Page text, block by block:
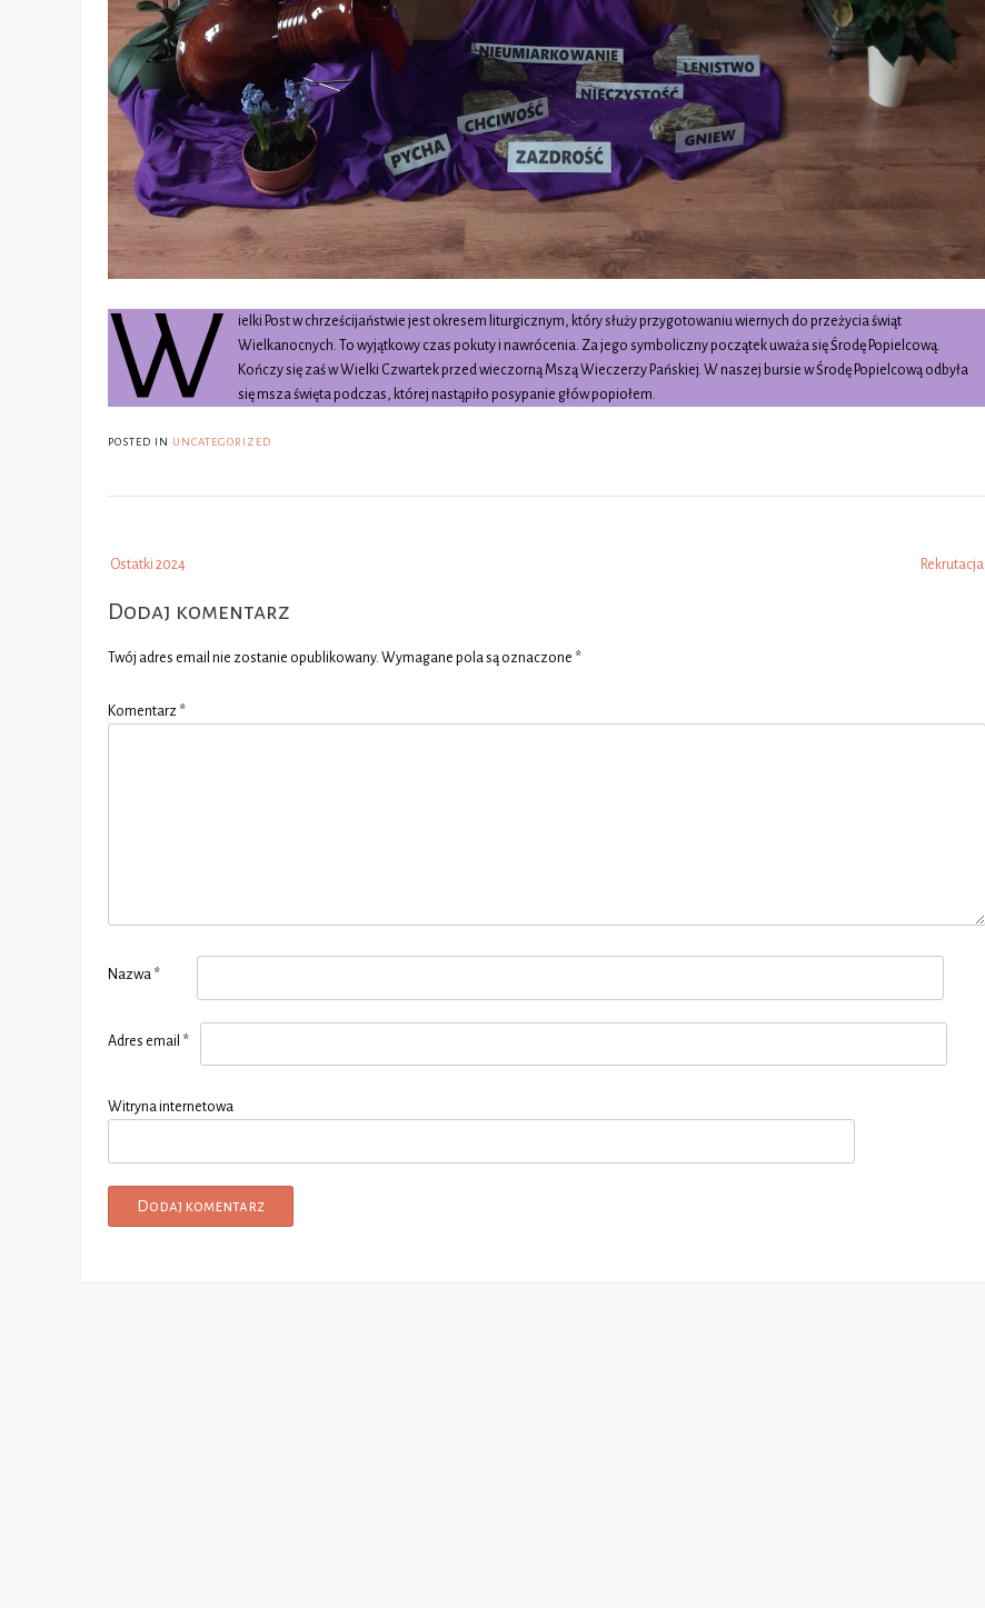
W
ielki Post w chrześcijaństwie jest okresem liturgicznym, który służy przygotowaniu wiernych do przeżycia świąt
Wielkanocnych. To wyjątkowy czas pokuty i nawrócenia. Za jego symboliczny początek uważa się Środę Popielcową.
Kończy się zaś w Wielki Czwartek przed wieczorną Mszą Wieczerzy Pańskiej. W naszej bursie w Środę Popielcową odbyła
się msza święta podczas, której nastąpiło posypanie głów popiołem.
POSTED IN UNCATEGORIZED
Ostatki 2024 Rekrutacja
Dodaj komentarz
Twój adres email nie zostanie opublikowany. Wymagane pola są oznaczone *
Komentarz *
Nazwa *
Adres email *
Witryna internetowa